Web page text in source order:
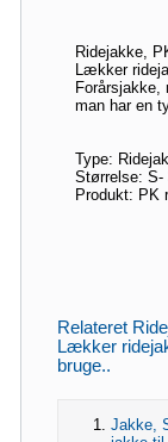
Ridejakke,
Lækker
Forårsjakke,
man har en
Type:
Størrelse: S-
Produkt: PK
Relateret
Lækker
bruge..
Jakke,